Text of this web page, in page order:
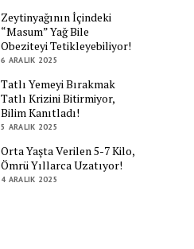
Zeytinyağının İçindeki
“Masum” Yağ Bile
Obeziteyi Tetikleyebiliyor!
6 ARALIK 2025
Tatlı Yemeyi Bırakmak
Tatlı Krizini Bitirmiyor,
Bilim Kanıtladı!
5 ARALIK 2025
Orta Yaşta Verilen 5-7 Kilo,
Ömrü Yıllarca Uzatıyor!
4 ARALIK 2025